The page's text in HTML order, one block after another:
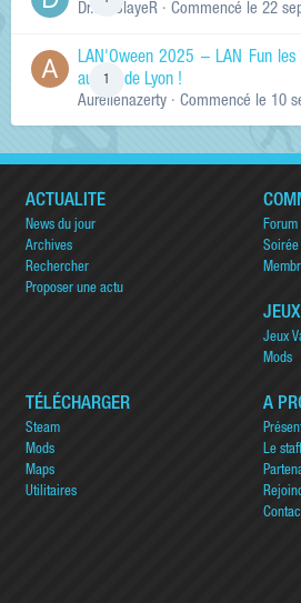
Dr.KinSlayeR · Commencé le 22
LAN'Oween 2025 – LAN Fun
au sud de Lyon !
Aurelienazerty · Commencé le 10
ACTUALITÉ
News du jour
Archives
Rechercher
Proposer une actu
Forum
JEUX
Jeux
Mods
TÉLÉCHARGER
Steam
Mods
Maps
Utilitaires
A
Le